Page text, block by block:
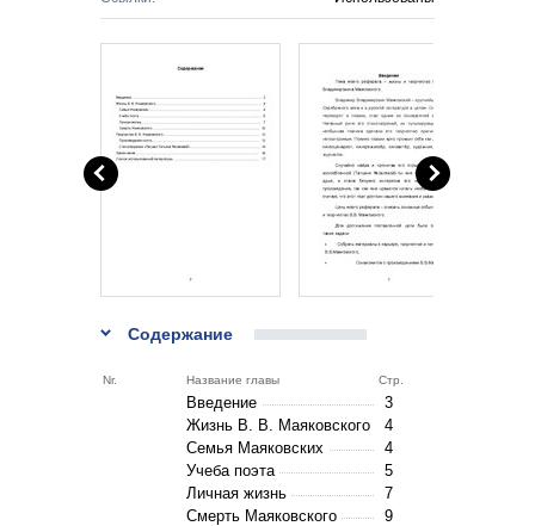
Содержание
Nr. Название главы Стр.
Введение
3
Жизнь В. В. Маяковского
4
Семья Маяковских
4
Учеба поэта
5
Личная жизнь
7
Смерть Маяковского
9